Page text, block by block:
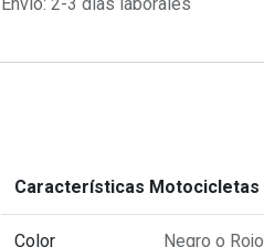
Características Motocicletas
Color Negro o Rojo